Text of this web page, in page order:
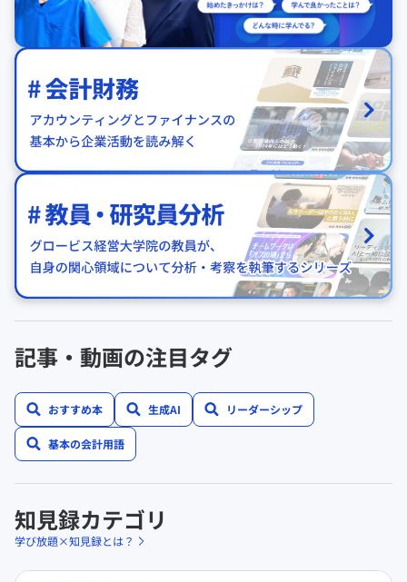
記事・動画の注目タグ
おすすめ本 生成AI リーダーシップ
基本の会計用語
知見録カテゴリ
学び放題×知見録とは？